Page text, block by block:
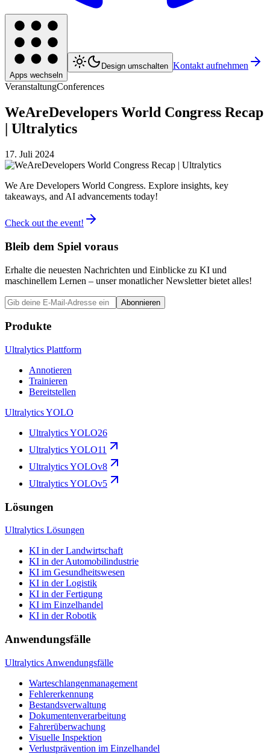
Apps wechseln
Design umschalten Kontakt aufnehmen
VeranstaltungConferences
WeAreDevelopers World Congress Recap
| Ultralytics
17. Juli 2024
We Are Developers World Congress. Explore insights, key
takeaways, and AI advancements today!
Check out the event!
Bleib dem Spiel voraus
Erhalte die neuesten Nachrichten und Einblicke zu KI und
maschinellem Lernen – unser monatlicher Newsletter bietet alles!
Abonnieren
Produkte
Ultralytics Plattform
Annotieren
Trainieren
Bereitstellen
Ultralytics YOLO
Ultralytics YOLO26
Ultralytics YOLO11
Ultralytics YOLOv8
Ultralytics YOLOv5
Lösungen
Ultralytics Lösungen
KI in der Landwirtschaft
KI in der Automobilindustrie
KI im Gesundheitswesen
KI in der Logistik
KI in der Fertigung
KI im Einzelhandel
KI in der Robotik
Anwendungsfälle
Ultralytics Anwendungsfälle
Warteschlangenmanagement
Fehlererkennung
Bestandsverwaltung
Dokumentenverarbeitung
Fahrerüberwachung
Visuelle Inspektion
Verlustprävention im Einzelhandel